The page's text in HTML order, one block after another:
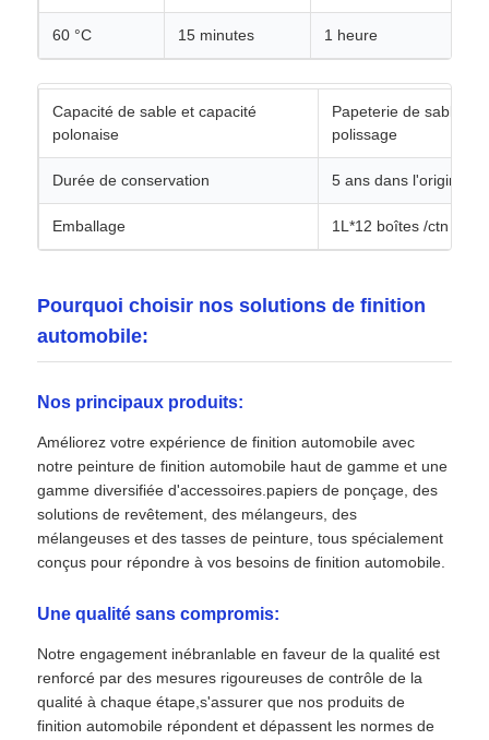
60 °C 15 minutes 1 heure
Capacité de sable et capacité
polonaise
Papeterie de sable
polissage
Durée de conservation 5 ans dans l'original
Emballage 1L*12 boîtes /ctn
Pourquoi choisir nos solutions de finition
automobile:
Nos principaux produits:
Améliorez votre expérience de finition automobile avec
notre peinture de finition automobile haut de gamme et une
gamme diversifiée d'accessoires.papiers de ponçage, des
solutions de revêtement, des mélangeurs, des
mélangeuses et des tasses de peinture, tous spécialement
conçus pour répondre à vos besoins de finition automobile.
Une qualité sans compromis:
Notre engagement inébranlable en faveur de la qualité est
renforcé par des mesures rigoureuses de contrôle de la
qualité à chaque étape,s'assurer que nos produits de
finition automobile répondent et dépassent les normes de